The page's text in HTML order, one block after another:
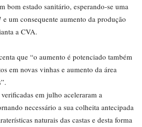
bom estado sanitário, esperando-se uma
um consequente aumento da produção
a CVA.
que “o aumento é potenciado também
em novas vinhas e aumento da área
em julho aceleraram a
necessário a sua colheita antecipada
naturais das castas e desta forma